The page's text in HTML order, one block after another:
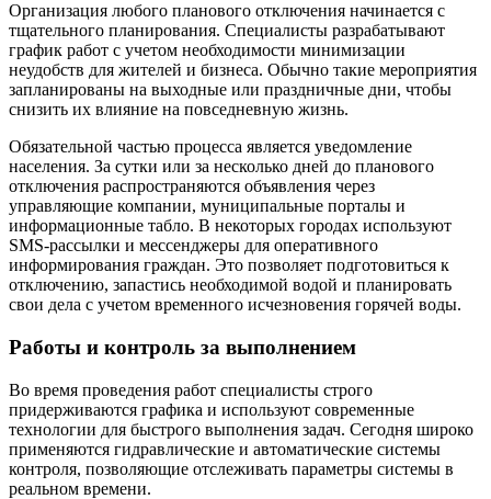
Организация любого планового отключения начинается с
тщательного планирования. Специалисты разрабатывают
график работ с учетом необходимости минимизации
неудобств для жителей и бизнеса. Обычно такие мероприятия
запланированы на выходные или праздничные дни, чтобы
снизить их влияние на повседневную жизнь.
Обязательной частью процесса является уведомление
населения. За сутки или за несколько дней до планового
отключения распространяются объявления через
управляющие компании, муниципальные порталы и
информационные табло. В некоторых городах используют
SMS-рассылки и мессенджеры для оперативного
информирования граждан. Это позволяет подготовиться к
отключению, запастись необходимой водой и планировать
свои дела с учетом временного исчезновения горячей воды.
Работы и контроль за выполнением
Во время проведения работ специалисты строго
придерживаются графика и используют современные
технологии для быстрого выполнения задач. Сегодня широко
применяются гидравлические и автоматические системы
контроля, позволяющие отслеживать параметры системы в
реальном времени.